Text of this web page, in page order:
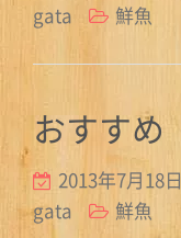
gata
鮮魚
おすすめ
2013年7月18日
gata
鮮魚